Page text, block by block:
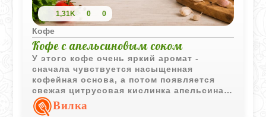
1,31K 0 0
Кофе
Кофе с апельсиновым соком
У этого кофе очень яркий аромат -
сначала чувствуется насыщенная
кофейная основа, а потом появляется
свежая цитрусовая кислинка апельсина.
Напиток получается бодрым, легким и
совсем не похожим на привычный
Вилка